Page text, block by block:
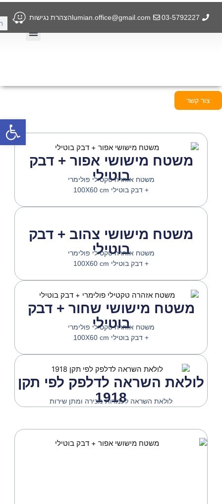
דילוג
לתוכן
03-5792227
lumian.office@gmail.comהצהרת נגישות
צור קשר
משטח מישושי אפור + דבק
בוטילי
משטח אזהרה טקטילי פולימרי
+ דבק בוטילי 100X60 cm
משטח מישושי צהוב + דבק
בוטילי
משטח אזהרה טקטילי פולימרי
+ דבק בוטילי 100X60 cm
משטח מישושי שחור + דבק
בוטילי
משטח אזהרה טקטילי פולימרי
+ דבק בוטילי 100X60 cm
לולאת השראה לדלפק לפי תקן
1918
לולאת השראה לעמדות מכירה ומתן שירות